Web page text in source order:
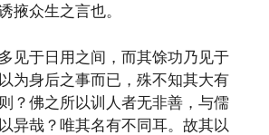
掖众生之言也。
见于日用之间，而其馀功乃见于
为身后之事而已，殊不知其大有
？佛之所以训人者无非善，与儒
异哉？唯其名有不同耳。故其以